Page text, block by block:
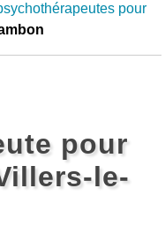
pour
pour
le-